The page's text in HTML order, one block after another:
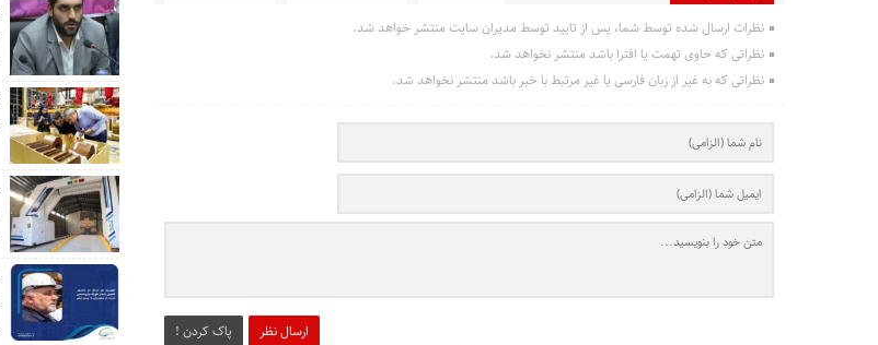
نظرات ارسال شده توسط شما، پس از تایید توسط مدیران سایت منتشر خواهد شد.
نظراتی که حاوی تهمت یا افترا باشد منتشر نخواهد شد.
نظراتی که به غیر از زبان فارسی یا غیر مرتبط با خبر باشد منتشر نخواهد شد.
ارسال نظر پاک کردن !